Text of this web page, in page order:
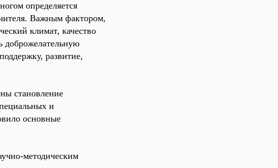
определяется
Важным фактором,
климат, качество
доброжелательную
поддержку, развитие,
становление
и
основные
методическим